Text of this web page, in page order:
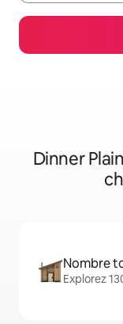
Dinner
Nombre
Explorez